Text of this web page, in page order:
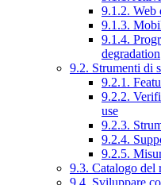
9.1.2. Web
9.1.3.
9.1.4.
degradation
9.2. Strumenti di
9.2.1.
9.2.2.
use
9.2.3.
9.2.4.
9.2.5.
9.3. Catalogo del
9.4. Sviluppare